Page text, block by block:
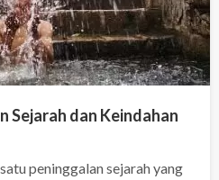
Sejarah dan Keindahan
peninggalan sejarah yang